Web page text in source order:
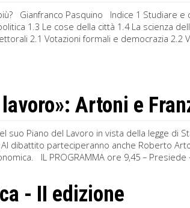
Gianfranco Pasquino Indice 1 Studiare e
1.3 Le cose della città 1.4 La scienza
2.1 Votazioni formali e democrazia 2.2
lavoro»: Artoni e
suo Piano del Lavoro in vista della legge di
dibattito parteciperanno anche Roberto
IL PROGRAMMA ore 9,45 – Presiede
- II edizione